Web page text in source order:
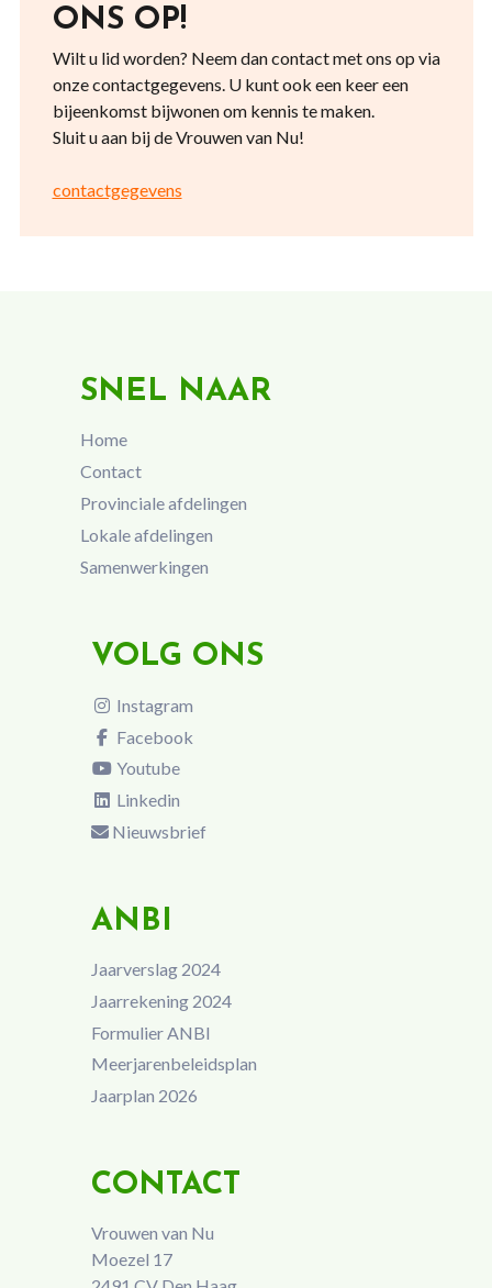
ONS OP!
Wilt u lid worden? Neem dan contact met ons op via
onze contactgegevens. U kunt ook een keer een
bijeenkomst bijwonen om kennis te maken.
Sluit u aan bij de Vrouwen van Nu!
contactgegevens
SNEL NAAR
Home
Contact
Provinciale afdelingen
Lokale afdelingen
Samenwerkingen
VOLG ONS
Instagram
Facebook
Youtube
Linkedin
Nieuwsbrief
ANBI
Jaarverslag 2024
Jaarrekening 2024
Formulier ANBI
Meerjarenbeleidsplan
Jaarplan 2026
CONTACT
Vrouwen van Nu
Moezel 17